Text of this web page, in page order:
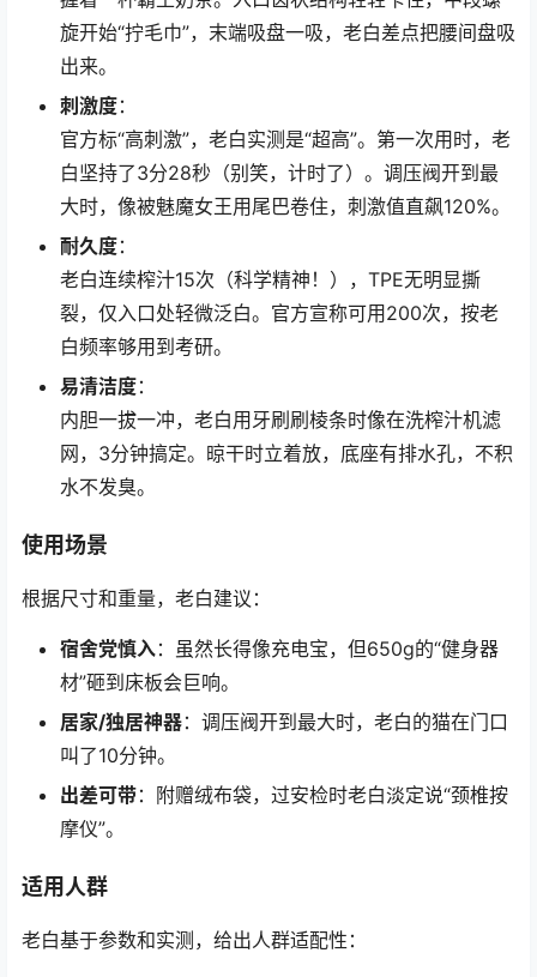
旋开始“拧毛巾”，末端吸盘一吸，老白差点把腰间盘吸
出来。
刺激度：
官方标“高刺激”，老白实测是“超高”。第一次用时，老
白坚持了3分28秒（别笑，计时了）。调压阀开到最
大时，像被魅魔女王用尾巴卷住，刺激值直飙120%。
耐久度：
老白连续榨汁15次（科学精神！），TPE无明显撕
裂，仅入口处轻微泛白。官方宣称可用200次，按老
白频率够用到考研。
易清洁度：
内胆一拔一冲，老白用牙刷刷棱条时像在洗榨汁机滤
网，3分钟搞定。晾干时立着放，底座有排水孔，不积
水不发臭。
使用场景
根据尺寸和重量，老白建议：
宿舍党慎入：虽然长得像充电宝，但650g的“健身器
材”砸到床板会巨响。
居家/独居神器：调压阀开到最大时，老白的猫在门口
叫了10分钟。
出差可带：附赠绒布袋，过安检时老白淡定说“颈椎按
摩仪”。
适用人群
老白基于参数和实测，给出人群适配性：